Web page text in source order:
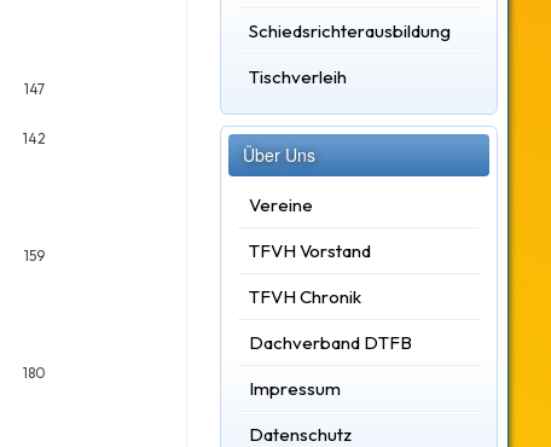
147
142
159
180
Schiedsrichterausbildung
Tischverleih
Über Uns
Vereine
TFVH Vorstand
TFVH Chronik
Dachverband DTFB
Impressum
Datenschutz